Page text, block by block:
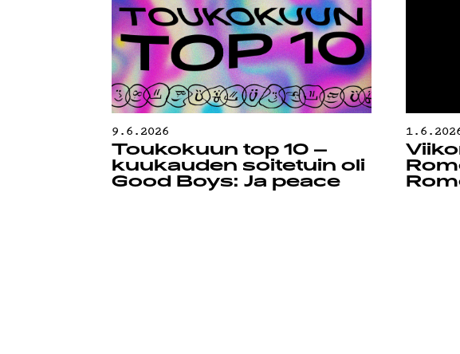
9.6.2026
Toukokuun top 10 –
kuukauden soitetuin oli
Good Boys: Ja peace